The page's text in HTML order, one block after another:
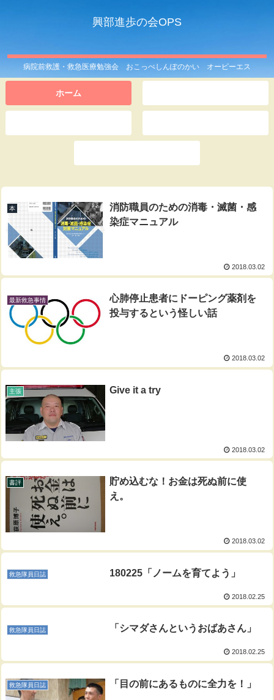
興部進歩の会OPS
病院前救護・救急医療勉強会 おこっぺしんぽのかい オーピーエス
ホーム
本
消防職員のための消毒・滅菌・感
染症マニュアル
2018.03.02
最新救急事情
心肺停止患者にドーピング薬剤を
投与するという怪しい話
2018.03.02
主張 Give it a try
2018.03.02
書評
貯め込むな！お金は死ぬ前に使
え。
2018.03.02
救急隊員日誌 180225「ノームを育てよう」
2018.02.25
救急隊員日誌 「シマダさんというおばあさん」
2018.02.25
救急隊員日誌 「目の前にあるものに全力を！」